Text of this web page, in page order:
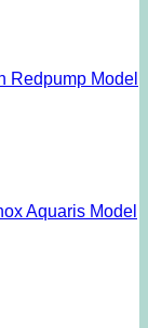
Redpump Model
Aquaris Model